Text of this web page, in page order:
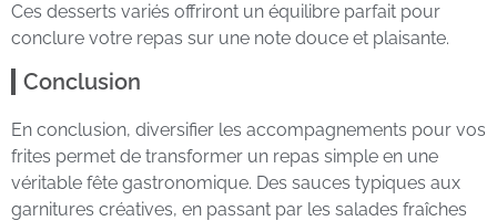
Ces desserts variés offriront un équilibre parfait pour
conclure votre repas sur une note douce et plaisante.
Conclusion
En conclusion, diversifier les accompagnements pour vos
frites permet de transformer un repas simple en une
véritable fête gastronomique. Des sauces typiques aux
garnitures créatives, en passant par les salades fraîches